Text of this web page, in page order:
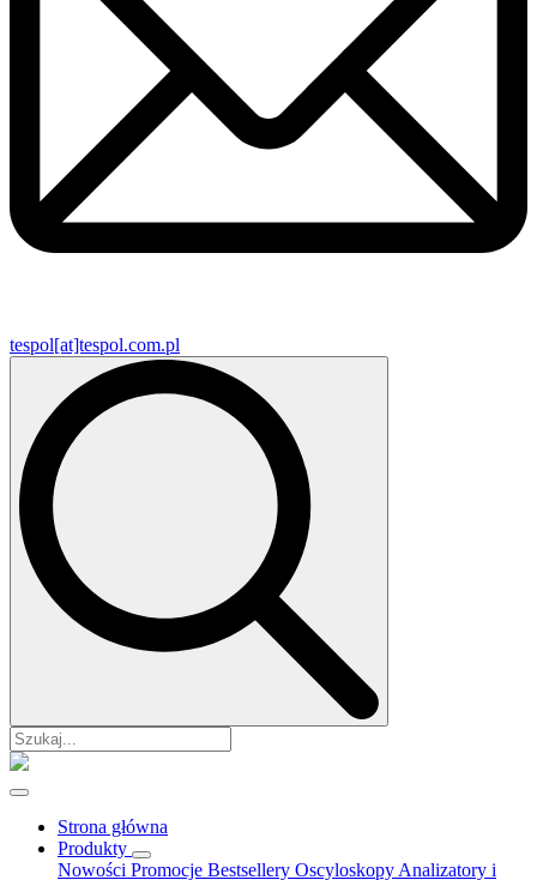
tespol[at]tespol.com.pl
Search
Strona główna
Produkty
Nowości Promocje Bestsellery Oscyloskopy Analizatory i